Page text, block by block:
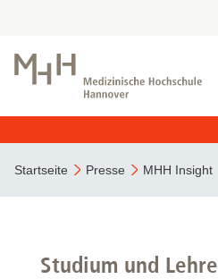
Startseite Presse MHH Insight
Studium und Lehre